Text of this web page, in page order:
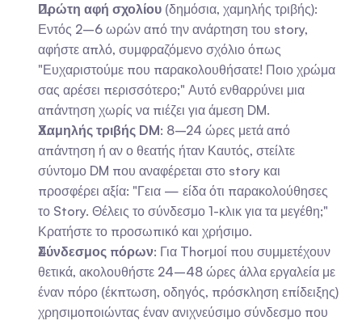
Πρώτη αφή σχολίου (δημόσια, χαμηλής τριβής):
Εντός 2–6 ωρών από την ανάρτηση του story,
αφήστε απλό, συμφραζόμενο σχόλιο όπως
"Ευχαριστούμε που παρακολουθήσατε! Ποιο χρώμα
σας αρέσει περισσότερο;" Αυτό ενθαρρύνει μια
απάντηση χωρίς να πιέζει για άμεση DM.
Χαμηλής τριβής DM: 8–24 ώρες μετά από
απάντηση ή αν ο θεατής ήταν Καυτός, στείλτε
σύντομο DM που αναφέρεται στο story και
προσφέρει αξία: "Γεια — είδα ότι παρακολούθησες
το Story. Θέλεις το σύνδεσμο 1-κλικ για τα μεγέθη;"
Κρατήστε το προσωπικό και χρήσιμο.
Σύνδεσμος πόρων: Για Thorμοί που συμμετέχουν
θετικά, ακολουθήστε 24–48 ώρες άλλα εργαλεία με
έναν πόρο (έκπτωση, οδηγός, πρόσκληση επίδειξης)
χρησιμοποιώντας έναν ανιχνεύσιμο σύνδεσμο που